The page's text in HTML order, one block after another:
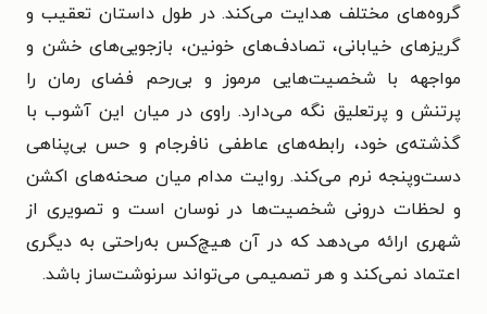
گروه‌های مختلف هدایت می‌کند. در طول داستان تعقیب و
گریزهای خیابانی، تصادف‌های خونین، بازجویی‌های خشن و
مواجهه با شخصیت‌هایی مرموز و بی‌رحم فضای رمان را
پرتنش و پرتعلیق نگه می‌دارد. راوی در میان این آشوب با
گذشته‌ی خود، رابطه‌های عاطفی نافرجام و حس بی‌پناهی
دست‌وپنجه نرم می‌کند. روایت مدام میان صحنه‌های اکشن
و لحظات درونی شخصیت‌ها در نوسان است و تصویری از
شهری ارائه می‌دهد که در آن هیچ‌کس به‌راحتی به دیگری
اعتماد نمی‌کند و هر تصمیمی می‌تواند سرنوشت‌ساز باشد.